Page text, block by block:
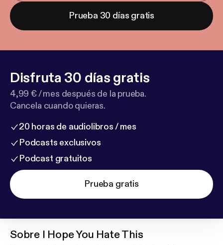
Prueba 30 días gratis
Disfruta 30 días gratis
4,99 € / mes después de la prueba.
Cancela cuando quieras.
20 horas de audiolibros / mes
Podcasts exclusivos
Podcast gratuitos
Prueba gratis
Sobre I Hope You Hate This